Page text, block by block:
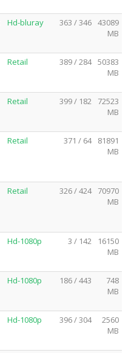
Hd-bluray 363 / 346 43089
MB
Retail 389 / 284 50383
MB
Retail 399 / 182
72523
MB
Retail 371 / 64
81891
MB
Retail 326 / 424
70970
MB
Hd-1080p 3 / 142
16150
MB
Hd-1080p 186 / 443
748
MB
Hd-1080p 396 / 304
2560
MB